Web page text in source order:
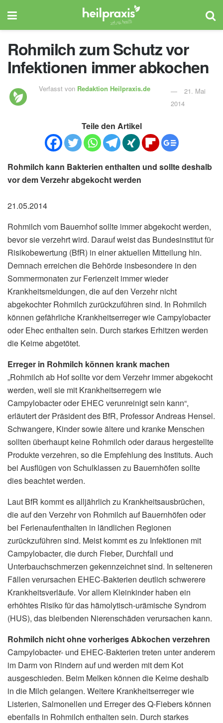
Rohmilch zum Schutz vor
Infektionen immer abkochen
Verfasst von Redaktion Heilpraxis.de
21. Mai
2014
Teile den Artikel
Rohmilch kann Bakterien enthalten und sollte deshalb
vor dem Verzehr abgekocht werden
21.05.2014
Rohmilch vom Bauernhof sollte immer abgekocht werden,
bevor sie verzehrt wird. Darauf weist das Bundesinstitut für
Risikobewertung (BfR) in einer aktuellen Mitteilung hin.
Demnach erreichen die Behörde insbesondere in den
Sommermonaten zur Ferienzeit immer wieder
Krankheitsmeldungen, die auf den Verzehr nicht
abgekochter Rohmilch zurückzuführen sind. In Rohmilch
können gefährliche Krankheitserreger wie Campylobacter
oder Ehec enthalten sein. Durch starkes Erhitzen werden
die Keime abgetötet.
Erreger in Rohmilch können krank machen
„Rohmilch ab Hof sollte vor dem Verzehr immer abgekocht
werden, weil sie mit Krankheitserregern wie
Campylobacter oder EHEC verunreinigt sein kann“,
erläutert der Präsident des BfR, Professor Andreas Hensel.
Schwangere, Kinder sowie ältere und kranke Menschen
sollten überhaupt keine Rohmilch oder daraus hergestellte
Produkte verzehren, so die Empfehlung des Instituts. Auch
bei Ausflügen von Schulklassen zu Bauernhöfen sollte
dies beachtet werden.
Laut BfR kommt es alljährlich zu Krankheitsausbrüchen,
die auf den Verzehr von Rohmilch auf Bauernhöfen oder
bei Ferienaufenthalten in ländlichen Regionen
zurückzuführen sind. Meist kommt es zu Infektionen mit
Campylobacter, die durch Fieber, Durchfall und
Unterbauchschmerzen gekennzeichnet sind. In selteneren
Fällen verursachen EHEC-Bakterien deutlich schwerere
Krankheitsverläufe. Vor allem Kleinkinder haben ein
erhöhtes Risiko für das hämolytisch-urämische Syndrom
(HUS), das bleibenden Nierenschäden verursachen kann.
Rohmilch nicht ohne vorheriges Abkochen verzehren
Campylobacter- und EHEC-Bakterien treten unter anderem
im Darm von Rindern auf und werden mit dem Kot
ausgeschieden. Beim Melken können die Keime deshalb
in die Milch gelangen. Weitere Krankheitserreger wie
Listerien, Salmonellen und Erreger des Q-Fiebers können
ebenfalls in Rohmilch enthalten sein. Durch starkes